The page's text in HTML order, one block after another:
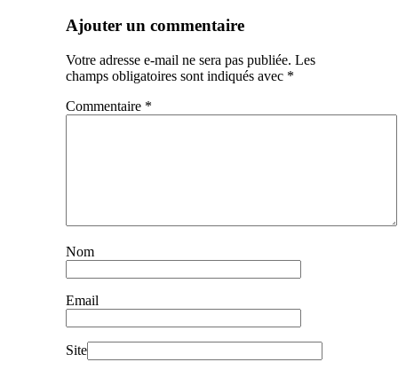
Ajouter un commentaire
Votre adresse e-mail ne sera pas publiée. Les
champs obligatoires sont indiqués avec *
Commentaire *
Nom
Email
Site